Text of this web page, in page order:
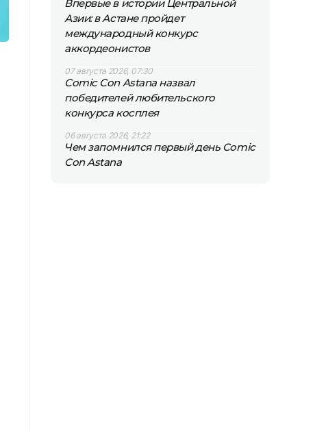
Впервые в истории Центральной
Азии: в Астане пройдет
международный конкурс
аккордеонистов
07 августа 2026, 07:30
Comic Con Astana назвал
победителей любительского
конкурса косплея
06 августа 2026, 21:22
Чем запомнился первый день Comic
Con Astana